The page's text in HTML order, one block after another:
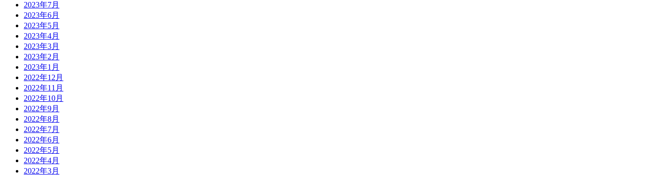
2023年7月
2023年6月
2023年5月
2023年4月
2023年3月
2023年2月
2023年1月
2022年12月
2022年11月
2022年10月
2022年9月
2022年8月
2022年7月
2022年6月
2022年5月
2022年4月
2022年3月